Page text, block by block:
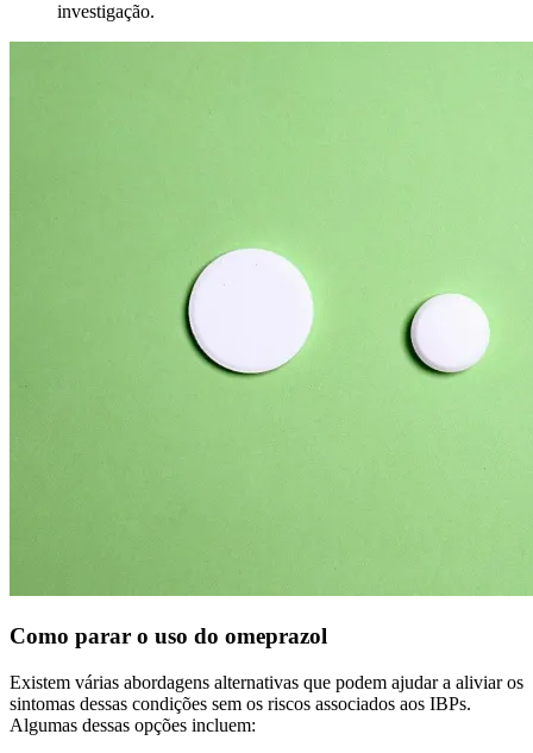
investigação.
Como parar o uso do omeprazol
Existem várias abordagens alternativas que podem ajudar a aliviar os
sintomas dessas condições sem os riscos associados aos IBPs.
Algumas dessas opções incluem: